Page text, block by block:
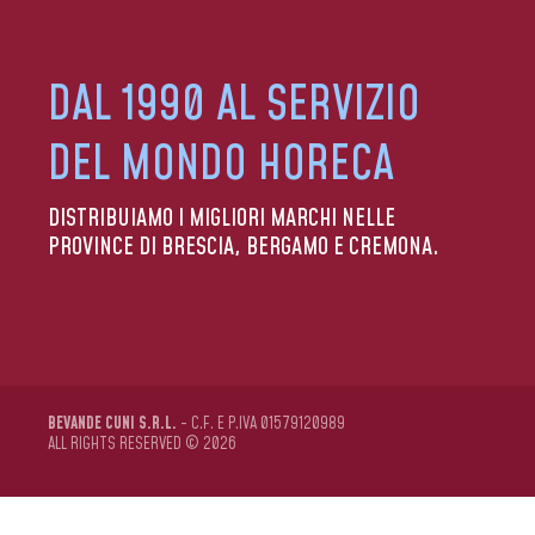
DAL 1990 AL SERVIZIO
DEL MONDO HORECA
DISTRIBUIAMO I MIGLIORI MARCHI NELLE
PROVINCE DI BRESCIA, BERGAMO E CREMONA.
BEVANDE CUNI S.R.L. - C.F. E P.IVA 01579120989
ALL RIGHTS RESERVED © 2026